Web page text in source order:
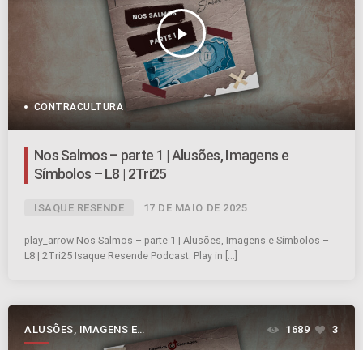
play_arrow
CONTRACULTURA
Nos Salmos – parte 1 | Alusões, Imagens e
Símbolos – L8 | 2Tri25
ISAQUE RESENDE 17 DE MAIO DE 2025
play_arrow Nos Salmos – parte 1 | Alusões, Imagens e Símbolos –
L8 | 2Tri25 Isaque Resende Podcast: Play in […]
ALUSÕES, IMAGENS E
SÍMBOLOS
1689 3